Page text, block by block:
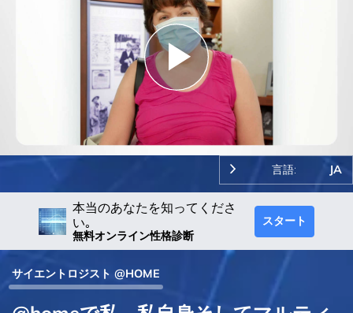
Play
Video
言語: JA
本当のあなたを知ってくださ
い｡
無料オンライン性格診断
スタート
サイエントロジスト @HOME